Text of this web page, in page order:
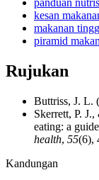
kesan
makanan
piramid
Rujukan
Buttriss, J. L.
Skerrett, P.
eating: a
health, 55(6),
Kandungan